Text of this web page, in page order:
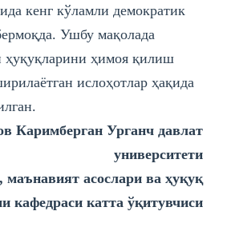
кенг кўламли демократик
Ушбу мақолада
ҳуқуқларини ҳимоя қилиш
ислоҳотлар ҳақида
Каримберган Урганч давлат
университети
асослари ва ҳуқуқ
кафедраси катта ўқитувчиси